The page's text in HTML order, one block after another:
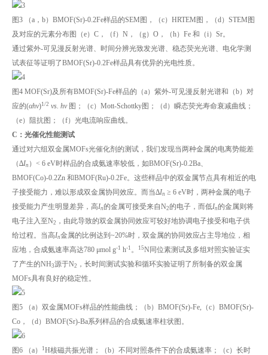
图3 （a，b）BMOF(Sr)-0.2Fe样品的SEM图，（c）HRTEM图，（d）STEM图
及对应的元素分布图（e）C，（f）N，（g）O，（h）Fe 和（i）Sr。
通过紫外-可见漫反射光谱、时间分辨光致发光谱、稳态荧光光谱、电化学测
试表征等证明了BMOF(Sr)-0.2Fe样品具有优异的光电性质。
图4 MOF(Sr)及所有BMOF(Sr)-Fe样品的（a）紫外-可见漫反射光谱和（b）对
应的(αhv)1/2 vs. hv图；（c）Mott-Schottky图；（d）瞬态荧光寿命衰减曲线；
（e）阻抗图；（f）光电流响应曲线。
C：光催化性能测试
通过对六组双金属MOFs光催化剂的测试，我们发现当两种金属的电离势能差
（∆In ）< 6 eV时样品的合成氨速率较低，如BMOF(Sr)-0.2Ba、
BMOF(Co)-0.2Zn 和BMOF(Ru)-0.2Fe。这些样品中的双金属节点具有相近的电
子接受能力，难以形成双金属协同效应。而当∆In ≥ 6 eV时，两种金属的电子
接受能力产生明显差异，高In的金属可接受来自N2的电子，而低In的金属则将
电子注入至N2 ，由此导致的双金属协同效应可较好地协调电子接受和电子供
给过程。当高In金属的比例达到~20%时，双金属的协同效应占主导地位，相
应地，合成氨速率高达780 μmol g-1 h-1 。 15N同位素测试及多组对照实验证实
了产生的NH3源于N2 ，长时间测试实验和循环实验证明了所制备的双金属
MOFs具有良好的稳定性。
图5 （a）双金属MOFs样品的性能曲线；（b）BMOF(Sr)-Fe,（c）BMOF(Sr)-
Co，（d）BMOF(Sr)-Ba系列样品的合成氨速率柱状图。
图6 （a） 1 H核磁共振光谱；（b）不同对照条件下的合成氨速率；（c）长时